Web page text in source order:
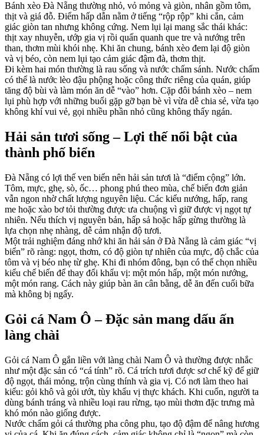
Bánh xèo Đà Nẵng thường nhỏ, vỏ mỏng và giòn, nhân gồm tôm,
thịt và giá đỗ. Điểm hấp dẫn nằm ở tiếng “rộp rộp” khi cắn, cảm
giác giòn tan nhưng không cứng. Nem lụi lại mang sắc thái khác:
thịt xay nhuyễn, ướp gia vị rồi quấn quanh que tre và nướng trên
than, thơm mùi khói nhẹ. Khi ăn chung, bánh xèo đem lại độ giòn
và vị béo, còn nem lụi tạo cảm giác đậm đà, thơm thịt.
Đi kèm hai món thường là rau sống và nước chấm sánh. Nước chấm
có thể là nước lèo đậu phộng hoặc công thức riêng của quán, giúp
tăng độ bùi và làm món ăn dễ “vào” hơn. Cặp đôi bánh xèo – nem
lụi phù hợp với những buổi gặp gỡ bạn bè vì vừa dễ chia sẻ, vừa tạo
không khí vui vẻ, gọi nhiều phần nhỏ cũng không thấy ngán.
Hải sản tươi sống – Lợi thế nổi bật của
thành phố biển
Đà Nẵng có lợi thế ven biển nên hải sản tươi là “điểm cộng” lớn.
Tôm, mực, ghẹ, sò, ốc… phong phú theo mùa, chế biến đơn giản
vẫn ngon nhờ chất lượng nguyên liệu. Các kiểu nướng, hấp, rang
me hoặc xào bơ tỏi thường được ưa chuộng vì giữ được vị ngọt tự
nhiên. Nếu thích vị nguyên bản, hấp sả hoặc hấp gừng thường là
lựa chọn nhẹ nhàng, dễ cảm nhận độ tươi.
Một trải nghiệm đáng nhớ khi ăn hải sản ở Đà Nẵng là cảm giác “vị
biển” rõ ràng: ngọt, thơm, có độ giòn tự nhiên của mực, độ chắc của
tôm và vị béo nhẹ từ ghẹ. Khi đi nhóm đông, bạn có thể chọn nhiều
kiểu chế biến để thay đổi khẩu vị: một món hấp, một món nướng,
một món rang. Cách này giúp bàn ăn cân bằng, dễ ăn đến cuối bữa
mà không bị ngấy.
Gỏi cá Nam Ô – Đặc sản mang dấu ấn
làng chài
Gỏi cá Nam Ô gắn liền với làng chài Nam Ô và thường được nhắc
như một đặc sản có “cá tính” rõ. Cá trích tươi được sơ chế kỹ để giữ
độ ngọt, thái mỏng, trộn cùng thính và gia vị. Có nơi làm theo hai
kiểu: gỏi khô và gỏi ướt, tùy khẩu vị thực khách. Khi cuốn, người ta
dùng bánh tráng và nhiều loại rau rừng, tạo mùi thơm đặc trưng mà
khó món nào giống được.
Nước chấm gỏi cá thường pha công phu, tạo độ đậm để nâng hương